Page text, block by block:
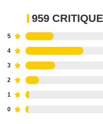
959
5
4
3
2
1
0